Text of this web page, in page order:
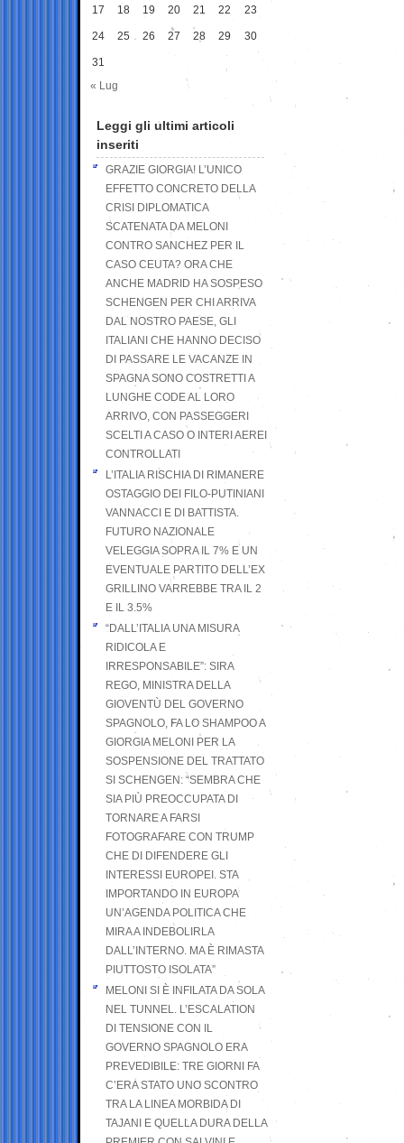
17 18 19 20 21 22 23
24 25 26 27 28 29 30
31
« Lug
Leggi gli ultimi articoli
inseriti
GRAZIE GIORGIA! L’UNICO
EFFETTO CONCRETO DELLA
CRISI DIPLOMATICA
SCATENATA DA MELONI
CONTRO SANCHEZ PER IL
CASO CEUTA? ORA CHE
ANCHE MADRID HA SOSPESO
SCHENGEN PER CHI ARRIVA
DAL NOSTRO PAESE, GLI
ITALIANI CHE HANNO DECISO
DI PASSARE LE VACANZE IN
SPAGNA SONO COSTRETTI A
LUNGHE CODE AL LORO
ARRIVO, CON PASSEGGERI
SCELTI A CASO O INTERI AEREI
CONTROLLATI
L’ITALIA RISCHIA DI RIMANERE
OSTAGGIO DEI FILO-PUTINIANI
VANNACCI E DI BATTISTA.
FUTURO NAZIONALE
VELEGGIA SOPRA IL 7% E UN
EVENTUALE PARTITO DELL’EX
GRILLINO VARREBBE TRA IL 2
E IL 3.5%
“DALL’ITALIA UNA MISURA
RIDICOLA E
IRRESPONSABILE”: SIRA
REGO, MINISTRA DELLA
GIOVENTÙ DEL GOVERNO
SPAGNOLO, FA LO SHAMPOO A
GIORGIA MELONI PER LA
SOSPENSIONE DEL TRATTATO
SI SCHENGEN: “SEMBRA CHE
SIA PIÙ PREOCCUPATA DI
TORNARE A FARSI
FOTOGRAFARE CON TRUMP
CHE DI DIFENDERE GLI
INTERESSI EUROPEI. STA
IMPORTANDO IN EUROPA
UN’AGENDA POLITICA CHE
MIRA A INDEBOLIRLA
DALL’INTERNO. MA È RIMASTA
PIUTTOSTO ISOLATA”
MELONI SI È INFILATA DA SOLA
NEL TUNNEL. L’ESCALATION
DI TENSIONE CON IL
GOVERNO SPAGNOLO ERA
PREVEDIBILE: TRE GIORNI FA
C’ERA STATO UNO SCONTRO
TRA LA LINEA MORBIDA DI
TAJANI E QUELLA DURA DELLA